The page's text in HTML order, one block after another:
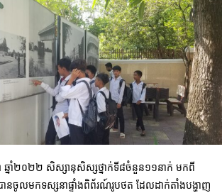
ឆ្នាំ២០២២ សិស្សានុសិស្សថ្នាក់ទី៨ចំនួន១១នាក់ មកពី
ានចូលមកទស្សនាផ្ទាំងពិព័រណ៍រូបថត ដែលដាក់តាំងបង្ហាញ